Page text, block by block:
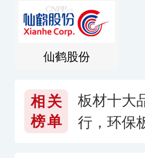
仙鹤股份
相关
榜单
板材十大
行，环保